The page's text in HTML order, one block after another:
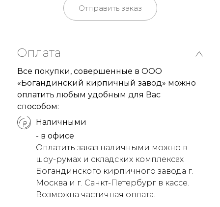
Отправить заказ
Оплата
Все покупки, совершенные в ООО
«Богандинский кирпичный завод» можно
оплатить любым удобным для Вас
способом:
Наличными
- в офисе
Оплатить заказ наличными можно в
шоу-румах и складских комплексах
Богандинского кирпичного завода г.
Москва и г. Санкт-Петербург в кассе.
Возможна частичная оплата.